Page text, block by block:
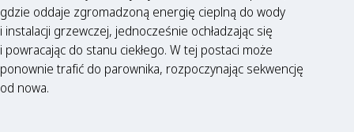
gdzie oddaje zgromadzoną energię cieplną do wody
i instalacji grzewczej, jednocześnie ochładzając się
i powracając do stanu ciekłego. W tej postaci może
ponownie trafić do parownika, rozpoczynając sekwencję
od nowa.